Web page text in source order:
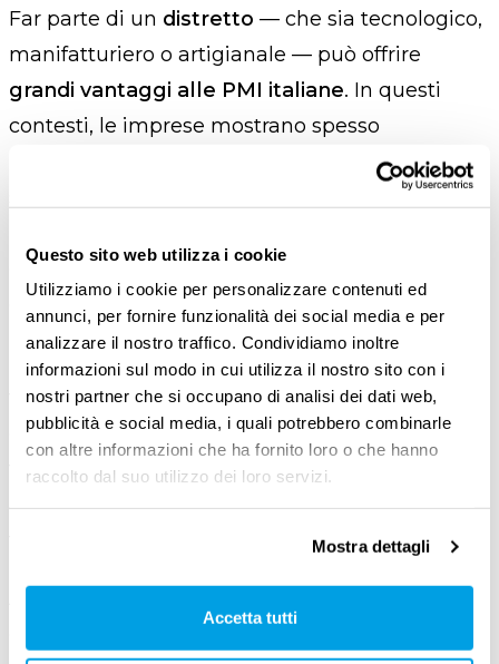
Questo sito web utilizza i cookie
Utilizziamo i cookie per personalizzare contenuti ed
annunci, per fornire funzionalità dei social media e per
analizzare il nostro traffico. Condividiamo inoltre
informazioni sul modo in cui utilizza il nostro sito con i
nostri partner che si occupano di analisi dei dati web,
pubblicità e social media, i quali potrebbero combinarle
con altre informazioni che ha fornito loro o che hanno
raccolto dal suo utilizzo dei loro servizi.
Mostra dettagli
Accetta tutti
Far parte di un distretto — che sia tecnologico,
manifatturiero o artigianale — può offrire
grandi vantaggi alle PMI italiane. In questi
contesti, le imprese mostrano spesso
della media nazionale,
soprattutto su temi come digitalizzazione,
diventando cosìmotore di occupazione locale
coesione territoriale.
Tuttavia, questo scenario positivo non deve
trarre in inganno. Ledimensionipossono
costituire unaleva fondamentalein termini di
flessibilità e quindi di crescita,ma anche un
ostacoloquando si parla di investimenti,
formazione, innovazione tecnologica.